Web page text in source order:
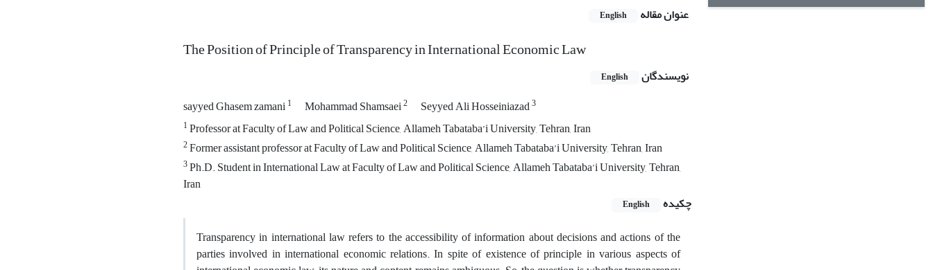
عنوان مقاله English
The Position of Principle of Transparency in International Economic Law
نویسندگان English
sayyed Ghasem zamani1 Mohammad Shamsaei2 Seyyed Ali Hosseiniazad3
1Professor at Faculty of Law and Political Science, Allameh Tabataba’i University, Tehran, Iran
2Former assistant professor at Faculty of Law and Political Science, Allameh Tabataba’i University, Tehran, Iran
3Ph.D. Student in International Law at Faculty of Law and Political Science, Allameh Tabataba’i University, Tehran,
Iran
چکیده
English
Transparency in international law refers to the accessibility of information about decisions and actions of the
parties involved in international economic relations. In spite of existence of principle in various aspects of